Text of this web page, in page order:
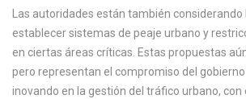
Las autoridades están también considerando
establecer sistemas de peaje urbano y
en ciertas áreas críticas. Estas propuestas
pero representan el compromiso del
inovando en la gestión del tráfico urbano, con